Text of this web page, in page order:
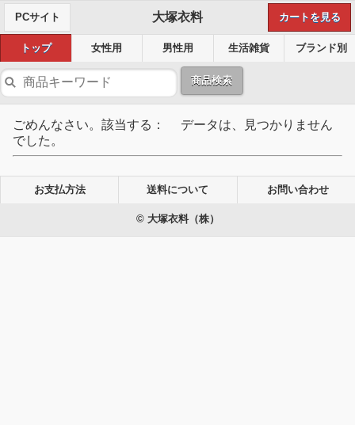
PCサイト 大塚衣料 カートを見る
トップ 女性用 男性用 生活雑貨 ブランド別
商品検索
ごめんなさい。該当する： データは、見つかりません
でした。
お支払方法 送料について お問い合わせ
© 大塚衣料（株）